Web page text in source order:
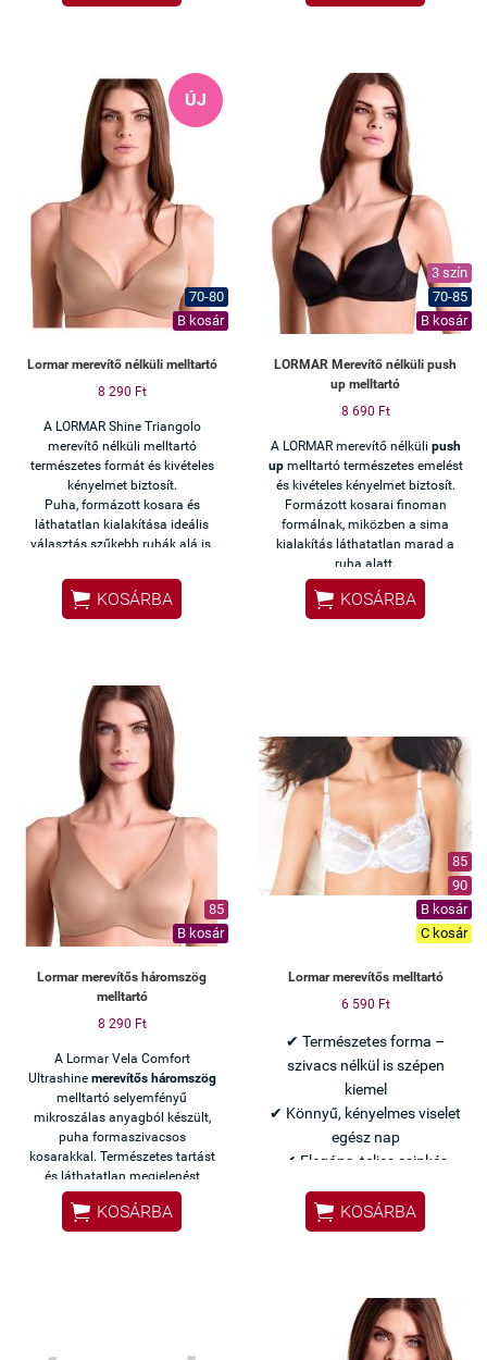
hétköznapokra és alkalmakra is.
ÚJ
70-80
B kosár
Lormar merevítő nélküli melltartó
8 290 Ft
A LORMAR Shine Triangolo
merevítő nélküli melltartó
természetes formát és kivételes
kényelmet biztosít.
Puha, formázott kosara és
láthatatlan kialakítása ideális
választás szűkebb ruhák alá is.
 KOSÁRBA
3 szín
70-85
B kosár
LORMAR Merevítő nélküli push
up melltartó
8 690 Ft
A LORMAR merevítő nélküli push
upmelltartó természetes emelést
és kivételes kényelmet biztosít.
Formázott kosarai finoman
formálnak, miközben a sima
kialakítás láthatatlan marad a
ruha alatt.
 KOSÁRBA
85
B kosár
Lormar merevítős háromszög
melltartó
8 290 Ft
A Lormar Vela Comfort
Ultrashine merevítős háromszög
melltartó selyemfényű
mikroszálas anyagból készült,
puha formaszivacsos
kosarakkal. Természetes tartást
és láthatatlan megjelenést
biztosít világos, szűk ruhák alatt.
 KOSÁRBA
85
90
B kosár
C kosár
Lormar merevítős melltartó
6 590 Ft
✔ Természetes forma –
szivacs nélkül is szépen
kiemel
✔ Könnyű, kényelmes viselet
egész nap
✔ Elegáns, teljes csipkés
Olasz minőség – Lormar
 KOSÁRBA